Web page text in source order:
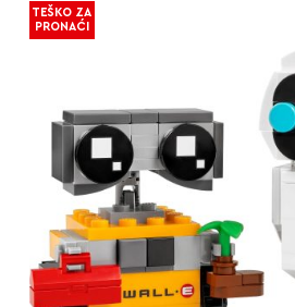
TEŠKO ZA
PRONAĆI